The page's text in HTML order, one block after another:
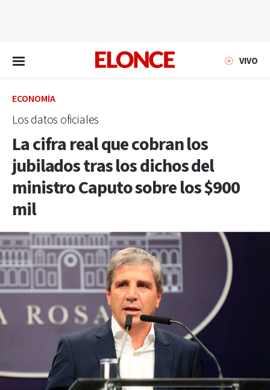
VIVO
ECONOMÍA
Los datos oficiales
La cifra real que cobran los
jubilados tras los dichos del
ministro Caputo sobre los $900
mil